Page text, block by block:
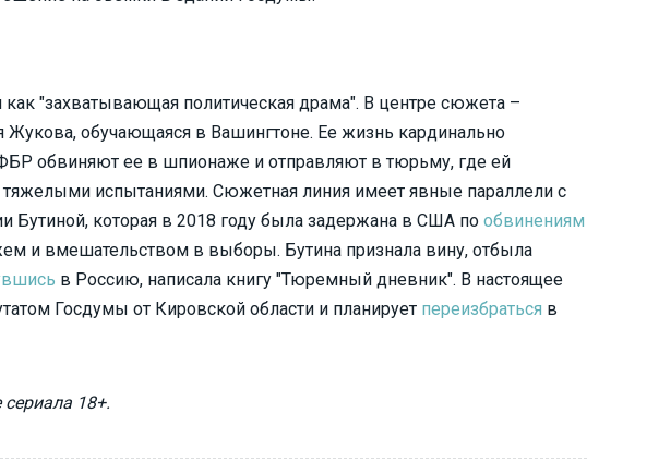
как "захватывающая политическая драма". В центре сюжета –
Жукова, обучающаяся в Вашингтоне. Ее жизнь кардинально
обвиняют ее в шпионаже и отправляют в тюрьму, где ей
тяжелыми испытаниями. Сюжетная линия имеет явные параллели с
Бутиной, которая в 2018 году была задержана в США по обвинениям
и вмешательством в выборы. Бутина признала вину, отбыла
в Россию, написала книгу "Тюремный дневник". В настоящее
Госдумы от Кировской области и планирует переизбраться в
18+.